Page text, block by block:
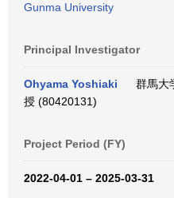
Gunma University
Principal Investigator
Ohyama Yoshiaki
群馬大
授 (80420131)
Project Period (FY)
2022-04-01 – 2025-03-31